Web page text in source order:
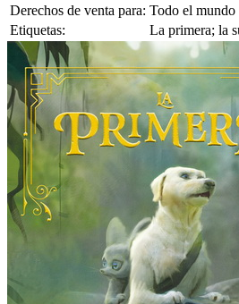
Derechos de venta para: Todo el mundo
Etiquetas:
La primera; la